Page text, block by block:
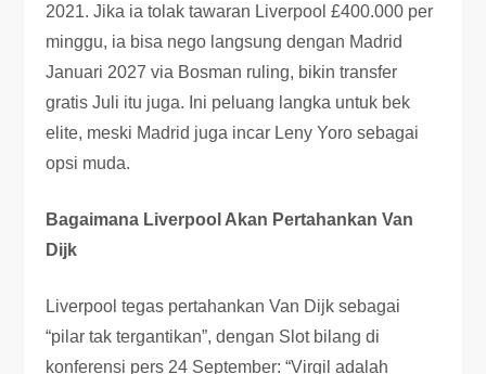
2021. Jika ia tolak tawaran Liverpool £400.000 per
minggu, ia bisa nego langsung dengan Madrid
Januari 2027 via Bosman ruling, bikin transfer
gratis Juli itu juga. Ini peluang langka untuk bek
elite, meski Madrid juga incar Leny Yoro sebagai
opsi muda.
Bagaimana Liverpool Akan Pertahankan Van
Dijk
Liverpool tegas pertahankan Van Dijk sebagai
“pilar tak tergantikan”, dengan Slot bilang di
konferensi pers 24 September: “Virgil adalah